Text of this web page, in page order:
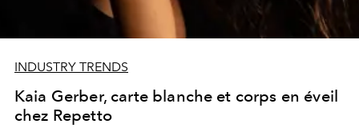
INDUSTRY TRENDS
Kaia Gerber, carte blanche et corps en éveil
chez Repetto